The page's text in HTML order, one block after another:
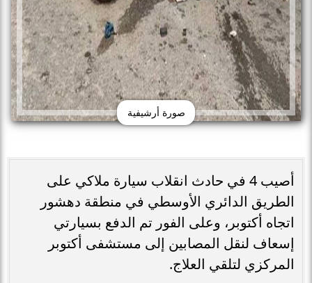
صورة أرشيفية
أصيب 4 في حادث انقلاب سيارة ملاكي على
الطريق الدائري الأوسطي في منطقة دهشور
اتجاه أكتوبر، وعلى الفور تم الدفع بسيارتي
إسعاف لنقل المصابين إلى مستشفى أكتوبر
المركزي لتلقي العلاج.